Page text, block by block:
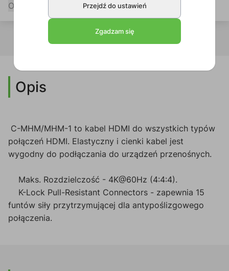
Opis
Opis
C-MHM/MHM-1 to kabel HDMI do wszystkich typów
połączeń HDMI. Elastyczny i cienki kabel jest
wygodny do podłączania do urządzeń przenośnych.
Maks. Rozdzielczość - 4K@60Hz (4:4:4).
K-Lock Pull-Resistant Connectors - zapewnia 15
funtów siły przytrzymującej dla antypoślizgowego
połączenia.
Przejdź do ustawień
Zgadzam się